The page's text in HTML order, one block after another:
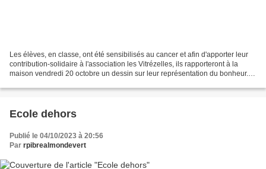
Les élèves, en classe, ont été sensibilisés au cancer et afin d'apporter leur
contribution-solidaire à l'association les Vitrézelles, ils rapporteront à la
maison vendredi 20 octobre un dessin sur leur représentation du bonheur.
Ecole dehors
Publié le 04/10/2023 à 20:56
Par rpibrealmondevert